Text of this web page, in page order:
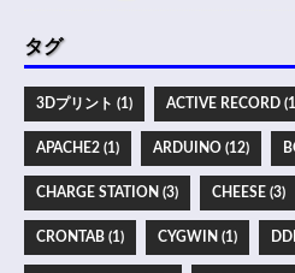
タグ
3Dプリント (1) ACTIVE RECORD
APACHE2 (1) ARDUINO (12)
CHARGE STATION (3) CHEESE (3)
CRONTAB (1) CYGWIN (1)